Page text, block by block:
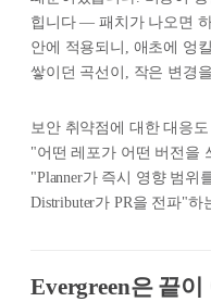
힙니다 — 패치가 나오면
안에 적용되니, 애초에 엉
쌓이던 곡선이, 작은 변경
보안 취약점에 대한 대응
"어떤 레포가 어떤 버전을
"Planner가 즉시 영향 범위
Distributer가 PR을 전파"
Evergreen은 끝